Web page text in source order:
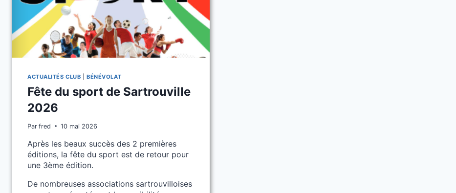
ACTUALITÉS CLUB |BÉNÉVOLAT
Fête du sport de Sartrouville
2026
Par fred 10 mai 2026
Après les beaux succès des 2 premières
éditions, la fête du sport est de retour pour
une 3ème édition.
De nombreuses associations sartrouvilloises